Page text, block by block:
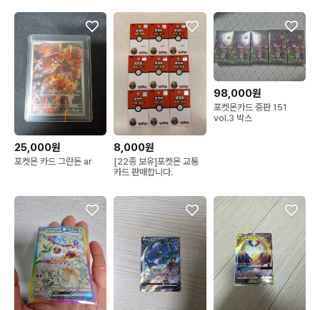
25,000원
포켓몬 카드 그란돈 ar
8,000원
[22종 보유]포켓몬 교통
카드 판매합니다.
98,000원
포켓몬카드 중판 151
vol.3 박스